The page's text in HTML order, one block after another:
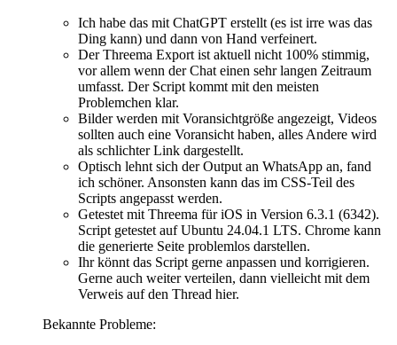
Ich habe das mit ChatGPT erstellt (es ist irre was das
Ding kann) und dann von Hand verfeinert.
Der Threema Export ist aktuell nicht 100% stimmig,
vor allem wenn der Chat einen sehr langen Zeitraum
umfasst. Der Script kommt mit den meisten
Problemchen klar.
Bilder werden mit Voransichtgröße angezeigt, Videos
sollten auch eine Voransicht haben, alles Andere wird
als schlichter Link dargestellt.
Optisch lehnt sich der Output an WhatsApp an, fand
ich schöner. Ansonsten kann das im CSS-Teil des
Scripts angepasst werden.
Getestet mit Threema für iOS in Version 6.3.1 (6342).
Script getestet auf Ubuntu 24.04.1 LTS. Chrome kann
die generierte Seite problemlos darstellen.
Ihr könnt das Script gerne anpassen und korrigieren.
Gerne auch weiter verteilen, dann vielleicht mit dem
Verweis auf den Thread hier.
Bekannte Probleme: